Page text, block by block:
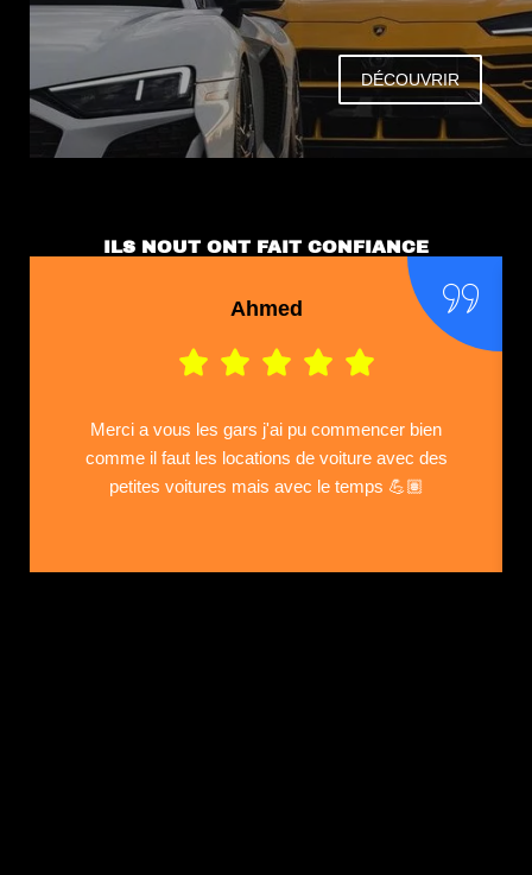
DÉCOUVRIR
ILS NOUT ONT FAIT CONFIANCE
Ahmed
Merci a vous les gars j'ai pu commencer bien
comme il faut les locations de voiture avec des
petites voitures mais avec le temps 💪🏽